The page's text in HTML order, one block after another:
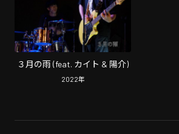
３月の雨 (feat. カイト & 陽介)
2022年